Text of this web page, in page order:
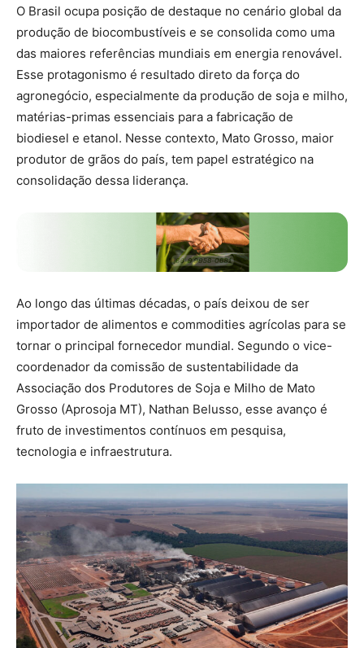
O Brasil ocupa posição de destaque no cenário global da
produção de biocombustíveis e se consolida como uma
das maiores referências mundiais em energia renovável.
Esse protagonismo é resultado direto da força do
agronegócio, especialmente da produção de soja e milho,
matérias-primas essenciais para a fabricação de
biodiesel e etanol. Nesse contexto, Mato Grosso, maior
produtor de grãos do país, tem papel estratégico na
consolidação dessa liderança.
Ao longo das últimas décadas, o país deixou de ser
importador de alimentos e commodities agrícolas para se
tornar o principal fornecedor mundial. Segundo o vice-
coordenador da comissão de sustentabilidade da
Associação dos Produtores de Soja e Milho de Mato
Grosso (Aprosoja MT), Nathan Belusso, esse avanço é
fruto de investimentos contínuos em pesquisa,
tecnologia e infraestrutura.